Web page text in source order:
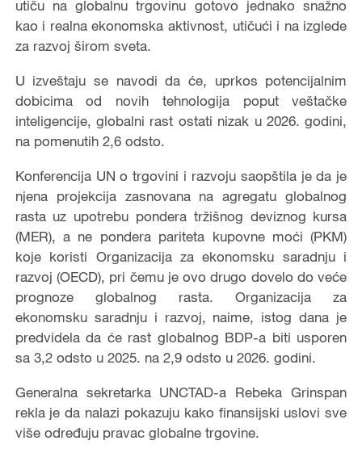
utiču na globalnu trgovinu gotovo jednako snažno
kao i realna ekonomska aktivnost, utičući i na izglede
za razvoj širom sveta.
U izveštaju se navodi da će, uprkos potencijalnim
dobicima od novih tehnologija poput veštačke
inteligencije, globalni rast ostati nizak u 2026. godini,
na pomenutih 2,6 odsto.
Konferencija UN o trgovini i razvoju saopštila je da je
njena projekcija zasnovana na agregatu globalnog
rasta uz upotrebu pondera tržišnog deviznog kursa
(MER), a ne pondera pariteta kupovne moći (PKM)
koje koristi Organizacija za ekonomsku saradnju i
razvoj (OECD), pri čemu je ovo drugo dovelo do veće
prognoze globalnog rasta. Organizacija za
ekonomsku saradnju i razvoj, naime, istog dana je
predvidela da će rast globalnog BDP-a biti usporen
sa 3,2 odsto u 2025. na 2,9 odsto u 2026. godini.
Generalna sekretarka UNCTAD-a Rebeka Grinspan
rekla je da nalazi pokazuju kako finansijski uslovi sve
više određuju pravac globalne trgovine.